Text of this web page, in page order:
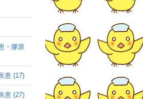
・膠原
患 (17)
患 (27)